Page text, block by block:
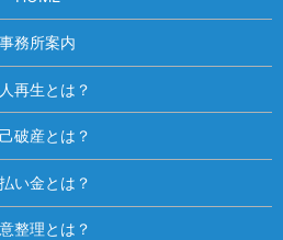
事務所案内
再生とは？
破産とは？
い金とは？
整理とは？